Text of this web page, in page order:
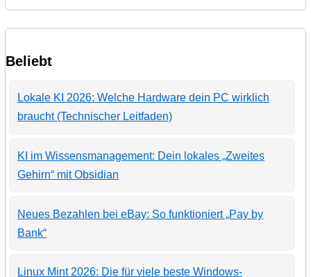
Beliebt
Lokale KI 2026: Welche Hardware dein PC wirklich
braucht (Technischer Leitfaden)
KI im Wissensmanagement: Dein lokales „Zweites
Gehirn“ mit Obsidian
Neues Bezahlen bei eBay: So funktioniert „Pay by
Bank“
Linux Mint 2026: Die für viele beste Windows-